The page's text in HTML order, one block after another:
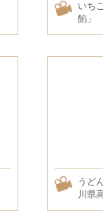
いち
餡」
うど
川県